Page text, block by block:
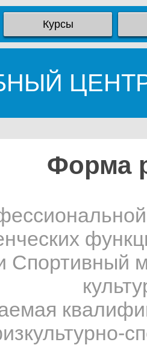
Курсы
Форма
Спортивный